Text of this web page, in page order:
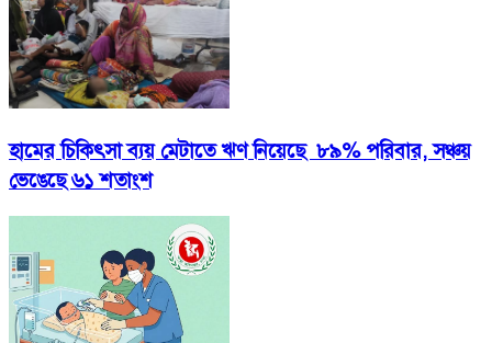
হামের চিকিৎসা ব্যয় মেটাতে ঋণ নিয়েছে ৮৯% পরিবার, সঞ্চয়
ভেঙেছে ৬১ শতাংশ